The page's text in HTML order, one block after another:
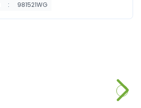
: 981521WG